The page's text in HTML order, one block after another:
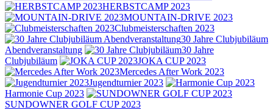
HERBSTCAMP 2023
MOUNTAIN-DRIVE 2023
Clubmeisterschaften 2023
30 Jahre Clubjubiläum
Abendveranstaltung
30 Jahre
Clubjubiläum
JOKA CUP 2023
Mercedes After Work 2023
Jugendturnier 2023
Harmonie Cup 2023
SUNDOWNER GOLF CUP 2023